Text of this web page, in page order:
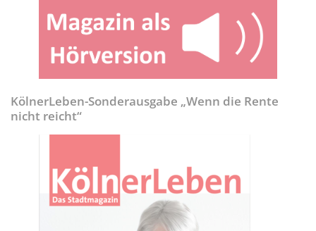
KölnerLeben-Sonderausgabe „Wenn die Rente
nicht reicht“